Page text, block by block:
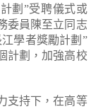
劃”受聘儀式或
委員陳至立同志
學者獎勵計劃”
計劃，加強高校
支持下，在高等